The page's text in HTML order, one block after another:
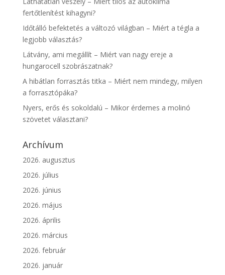
fertőtlenítést kihagyni?
Időtálló befektetés a változó világban – Miért a tégla a
legjobb választás?
Látvány, ami megállít – Miért van nagy ereje a
hungarocell szobrászatnak?
A hibátlan forrasztás titka – Miért nem mindegy, milyen
a forrasztópáka?
Nyers, erős és sokoldalú – Mikor érdemes a molinó
szövetet választani?
Archívum
2026. augusztus
2026. július
2026. június
2026. május
2026. április
2026. március
2026. február
2026. január